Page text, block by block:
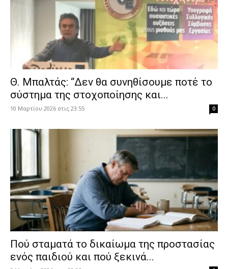
Θ. Μπαλτάς: “Δεν θα συνηθίσουμε ποτέ το
σύστημα της στοχοποίησης και...
10 Μαρτίου 2026 στις 23:55 0
Πού σταματά το δικαίωμα της προστασίας
ενός παιδιού και πού ξεκινά...